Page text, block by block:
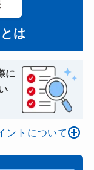
は
に
ントについて